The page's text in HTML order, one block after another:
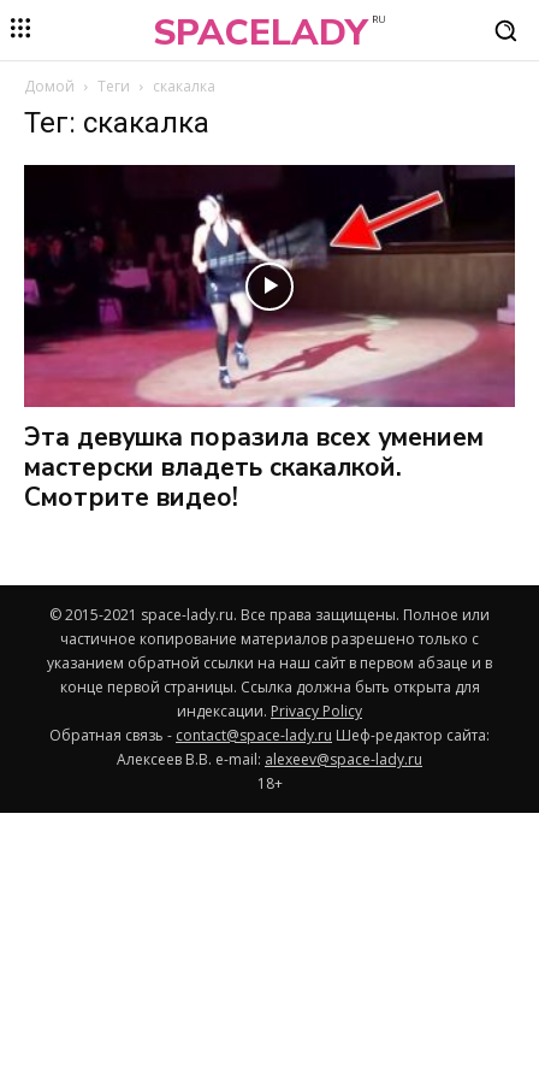
SPACELADY RU
Домой Теги скакалка
Тег: скакалка
Эта девушка поразила всех умением
мастерски владеть скакалкой.
Смотрите видео!
© 2015-2021 space-lady.ru. Все права защищены. Полное или
частичное копирование материалов разрешено только с
указанием обратной ссылки на наш сайт в первом абзаце и в
конце первой страницы. Ссылка должна быть открыта для
индексации. Privacy Policy
Обратная связь - contact@space-lady.ru Шеф-редактор сайта:
Алексеев В.В. e-mail: alexeev@space-lady.ru
18+